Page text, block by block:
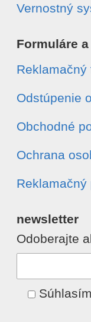
Vernostný
Formuláre
Reklamačný
Odstúpenie
Obchodné
Ochrana
Reklamačný
newsletter
Odoberajte